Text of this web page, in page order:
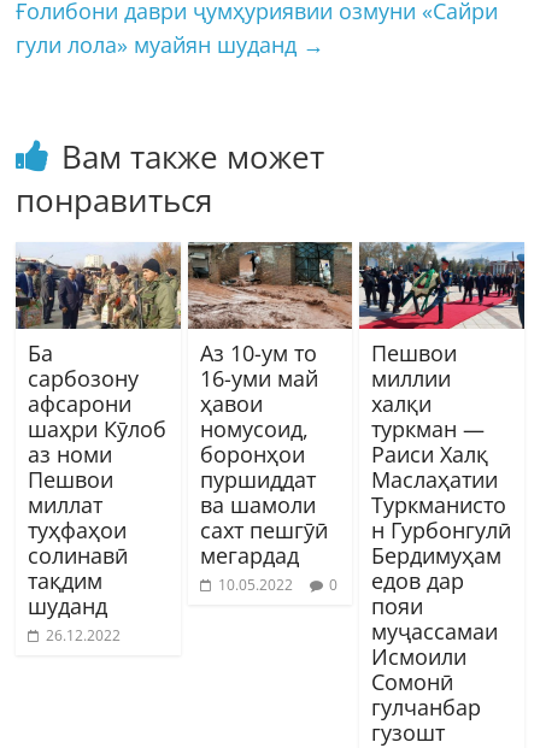
Ғолибони даври ҷумҳуриявии озмуни «Сайри
гули лола» муайян шуданд →
Вам также может
понравиться
Ба
сарбозону
афсарони
шаҳри Кӯлоб
аз номи
Пешвои
миллат
туҳфаҳои
солинавӣ
тақдим
шуданд
26.12.2022
Аз 10-ум то
16-уми май
ҳавои
номусоид,
боронҳои
пуршиддат
ва шамоли
сахт пешгӯӣ
мегардад
10.05.2022 0
Пешвои
миллии
халқи
туркман —
Раиси Халқ
Маслаҳатии
Туркманисто
н Гурбонгулӣ
Бердимуҳам
едов дар
пояи
муҷассамаи
Исмоили
Сомонӣ
гулчанбар
гузошт